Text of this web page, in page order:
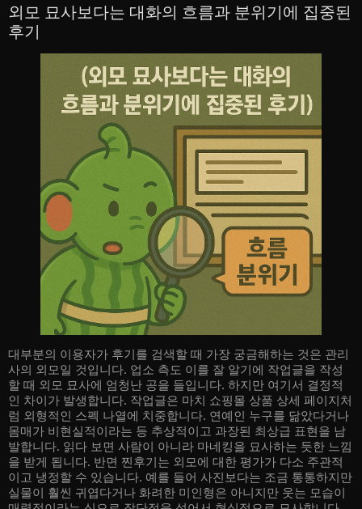
외모 묘사보다는 대화의 흐름과 분위기에 집중된
후기
대부분의 이용자가 후기를 검색할 때 가장 궁금해하는 것은 관리
사의 외모일 것입니다. 업소 측도 이를 잘 알기에 작업글을 작성
할 때 외모 묘사에 엄청난 공을 들입니다. 하지만 여기서 결정적
인 차이가 발생합니다. 작업글은 마치 쇼핑몰 상품 상세 페이지처
럼 외형적인 스펙 나열에 치중합니다. 연예인 누구를 닮았다거나
몸매가 비현실적이라는 등 추상적이고 과장된 최상급 표현을 남
발합니다. 읽다 보면 사람이 아니라 마네킹을 묘사하는 듯한 느낌
을 받게 됩니다. 반면 찐후기는 외모에 대한 평가가 다소 주관적
이고 냉정할 수 있습니다. 예를 들어 사진보다는 조금 통통하지만
실물이 훨씬 귀엽다거나 화려한 미인형은 아니지만 웃는 모습이